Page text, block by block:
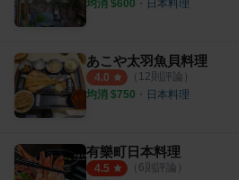
均消 $600 ・ 日本料理
あこや太羽魚貝料理
4.0 （ 12則評論）
均消 $750 ・ 日本料理
有樂町日本料理
4.5 （ 6則評論）